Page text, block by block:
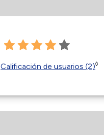
Calificación de usuarios (2)◊